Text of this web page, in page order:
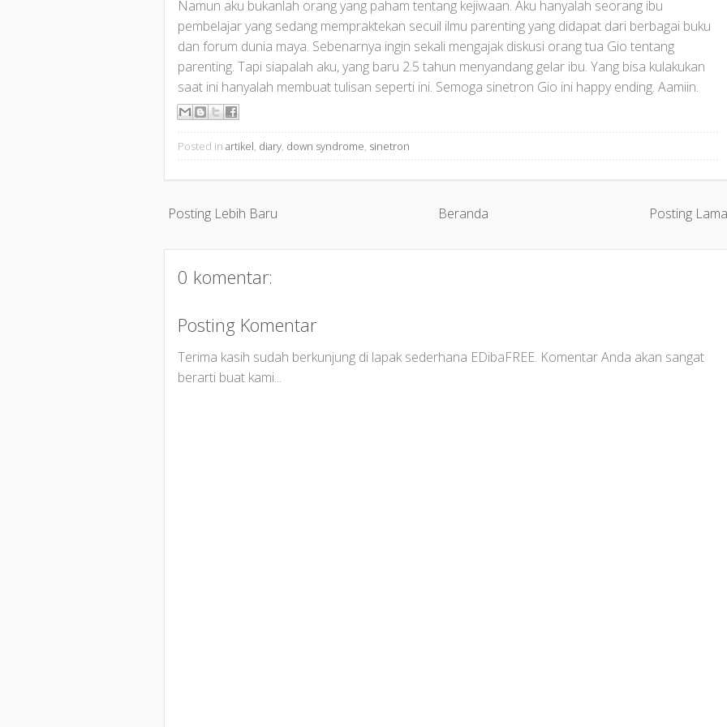
Namun aku bukanlah orang yang paham tentang kejiwaan. Aku hanyalah seorang ibu
pembelajar yang sedang mempraktekan secuil ilmu parenting yang didapat dari berbagai buku
dan forum dunia maya. Sebenarnya ingin sekali mengajak diskusi orang tua Gio tentang
parenting. Tapi siapalah aku, yang baru 2.5 tahun menyandang gelar ibu. Yang bisa kulakukan
saat ini hanyalah membuat tulisan seperti ini. Semoga sinetron Gio ini happy ending. Aamiin.
Posted in artikel, diary, down syndrome, sinetron
Posting Lebih Baru Posting Lama
Beranda
0 komentar:
Posting Komentar
Terima kasih sudah berkunjung di lapak sederhana EDibaFREE. Komentar Anda akan sangat
berarti buat kami...